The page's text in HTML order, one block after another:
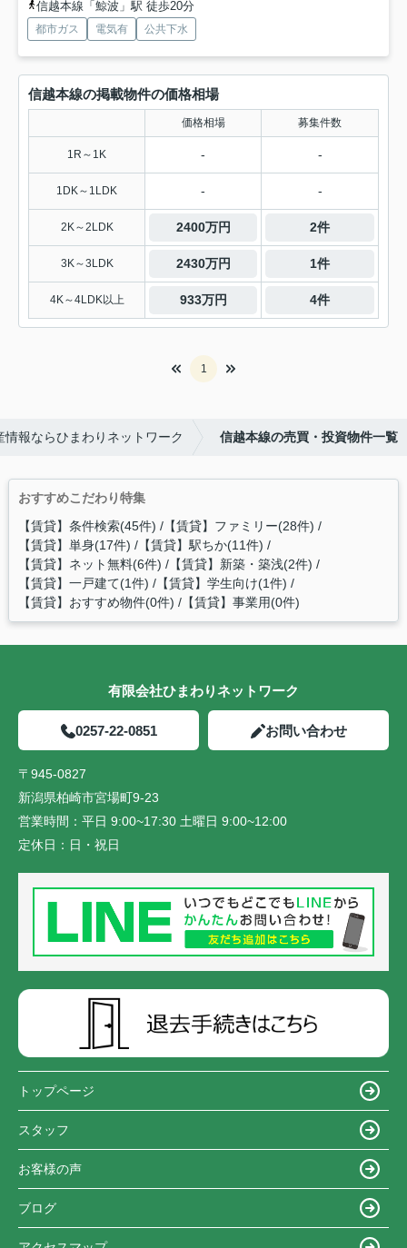
信越本線「鯨波」駅 徒歩20分
都市ガス 電気有 公共下水
信越本線の掲載物件の価格相場
価格相場 募集件数
1R～1K - -
1DK～1LDK - -
2K～2LDK 2400万円 2件
3K～3LDK 2430万円 1件
4K～4LDK以上 933万円 4件
1
情報ならひまわりネットワーク 信越本線の売買・投資物件一覧
おすすめこだわり特集
【賃貸】条件検索(45件) 【賃貸】ファミリー(28件)
【賃貸】単身(17件) 【賃貸】駅ちか(11件)
【賃貸】ネット無料(6件) 【賃貸】新築・築浅(2件)
【賃貸】一戸建て(1件) 【賃貸】学生向け(1件)
【賃貸】おすすめ物件(0件) 【賃貸】事業用(0件)
有限会社ひまわりネットワーク
0257-22-0851 お問い合わせ
〒945-0827
新潟県柏崎市宮場町9-23
営業時間： 平日 9:00~17:30 土曜日 9:00~12:00
定休日： 日・祝日
トップページ
スタッフ
お客様の声
ブログ